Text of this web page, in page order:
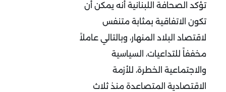
تؤكد الصحافة اللبنانية أنه يمكن أن
تكون الاتفاقية بمثابة متنفس
لاقتصاد البلاد المنهار، وبالتالي عاملاً
مخففاً للتداعيات، السياسية
والاجتماعية الخطرة، للأزمة
الاقتصادية المتصاعدة منذ ثلاث